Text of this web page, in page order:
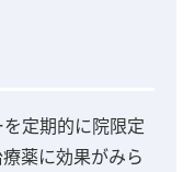
定期的に院限定
薬に効果がみら